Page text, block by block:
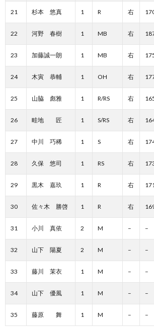
21 杉本 悠真 1 R 右
22 河野 春樹 1 MB 右
23 加藤誠一朗 1 MB 右
24 木寅 恭輔 1 OH 右
25 山脇 彪雅 1 R/RS 右
26 畦地 匠 1 S/RS 右
27 中川 巧稀 1 S 右
28 久保 悠司 1 RS 右
29 黒木 嘉玖 1 R 右
30 佐々木 勝啓 1 R 右
31 小川 真依 2 M – –
32 山下 陽夏 2 M – –
33 藤川 茉衣 1 M – –
34 山下 優風 1 M – –
35 藤原 舞 1 M – –